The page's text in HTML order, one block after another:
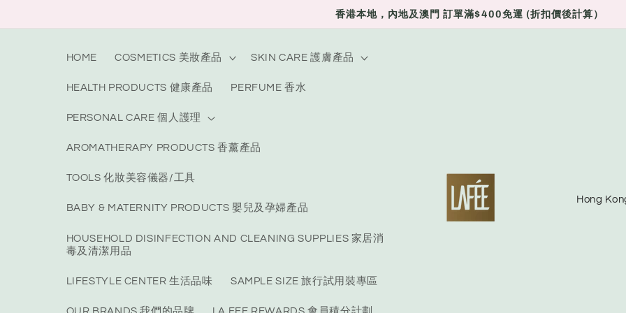
香港本地，內地及澳門 訂單滿$400免運 (折扣價後計算）
HOME COSMETICS 美妝產品 SKIN CARE 護膚產品
HEALTH PRODUCTS 健康產品 PERFUME 香水
PERSONAL CARE 個人護理
AROMATHERAPY PRODUCTS 香薰產品
TOOLS 化妝美容儀器/工具
BABY & MATERNITY PRODUCTS 嬰兒及孕婦產品
HOUSEHOLD DISINFECTION AND CLEANING SUPPLIES 家居消
毒及清潔用品
LIFESTYLE CENTER 生活品味 SAMPLE SIZE 旅行試用裝專區
C